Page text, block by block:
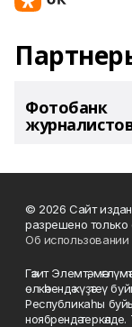
Фотобанк
© 2026 Сайт
разрешено только
Об использовании
Гәзит Элемтә,
өлкәһендә күҙәтеү
Республикаһы
ноябрендә